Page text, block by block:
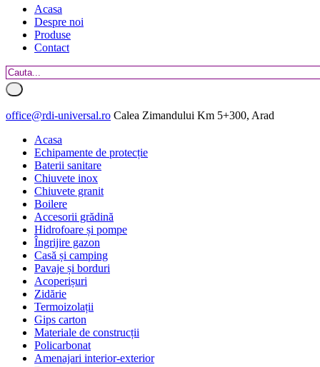
Acasa
Despre noi
Produse
Contact
office@rdi-universal.ro Calea Zimandului Km 5+300, Arad
Acasa
Echipamente de protecție
Baterii sanitare
Chiuvete inox
Chiuvete granit
Boilere
Accesorii grădină
Hidrofoare și pompe
Îngrijire gazon
Casă și camping
Pavaje și borduri
Acoperișuri
Zidărie
Termoizolații
Gips carton
Materiale de construcții
Policarbonat
Amenajari interior-exterior